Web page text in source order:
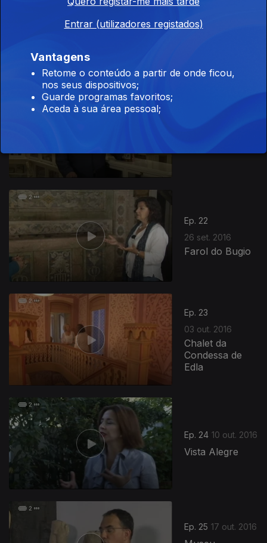
Ep. 20
Ep. 22
26 set. 2016
Farol do Bugio
Ep. 23
03 out. 2016
Chalet da
Condessa de
Edla
Ep. 24 10 out. 2016
Vista Alegre
253943
Ep. 25 17 out. 2016
Entrar (utilizadores registados)
Vantagens
Retome o conteúdo a partir de onde ficou,
nos seus dispositivos;
Guarde programas favoritos;
Aceda à sua área pessoal;